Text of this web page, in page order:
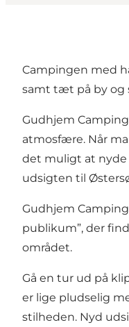
Campingen med
samt tæt på by og
Gudhjem
atmosfære. Når
det muligt at nyde
udsigten til
Gudhjem
publikum”, der
området.
Gå en tur ud på
er lige pludselig
stilheden. Nyd